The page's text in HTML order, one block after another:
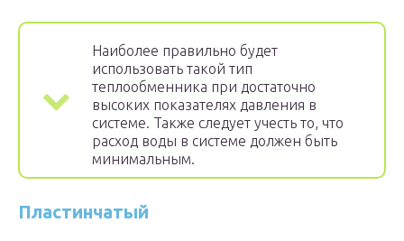
Наиболее правильно будет
использовать такой тип
теплообменника при достаточно
высоких показателях давления в
системе. Также следует учесть то, что
расход воды в системе должен быть
минимальным.
Пластинчатый